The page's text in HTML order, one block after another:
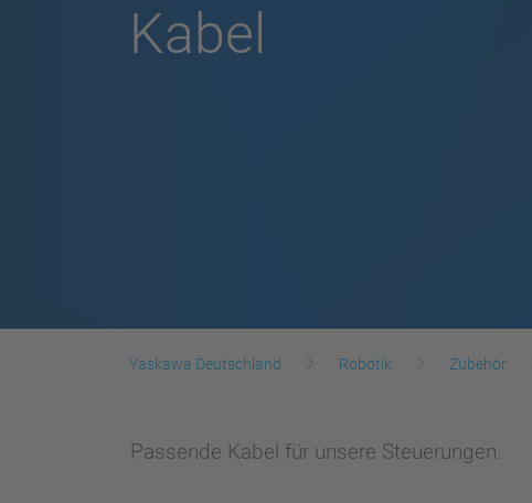
Kabel
Yaskawa Deutschland Robotik Zubehör
Passende Kabel für unsere Steuerungen.